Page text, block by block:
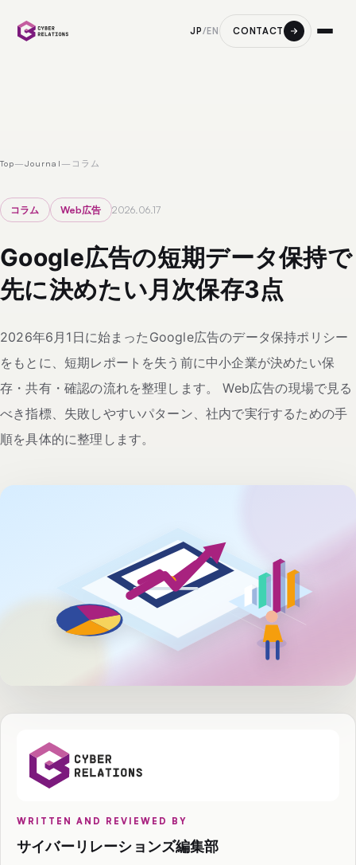
JP/EN CONTACT
Top—Journal — コラム
コラム Web広告 2026.06.17
Google広告の短期データ保持で
先に決めたい月次保存3点
2026年6月1日に始まったGoogle広告のデータ保持ポリシー
をもとに、短期レポートを失う前に中小企業が決めたい保
存・共有・確認の流れを整理します。 Web広告の現場で見る
べき指標、失敗しやすいパターン、社内で実行するための手
順を具体的に整理します。
WRITTEN AND REVIEWED BY
サイバーリレーションズ編集部